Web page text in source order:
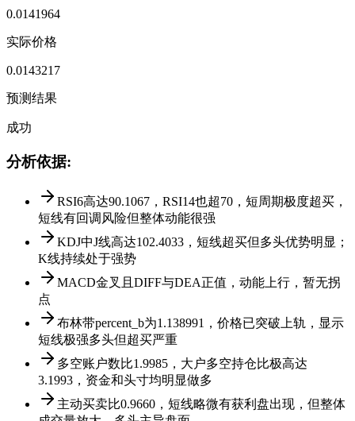
0.0141964
实际价格
0.0143217
预测结果
成功
分析依据:
RSI6高达90.1067，RSI14也超70，短周期极度超买，
短线有回调风险但整体动能很强
KDJ中J线高达102.4033，短线超买但多头优势明显；
K线持续处于强势
MACD金叉且DIFF与DEA正值，动能上行，暂无拐
点
布林带percent_b为1.138991，价格已突破上轨，显示
短线极强多头但超买严重
多空账户数比1.9985，大户多空持仓比极高达
3.1993，资金和头寸均明显做多
主动买卖比0.9660，短线略微有获利盘出现，但整体